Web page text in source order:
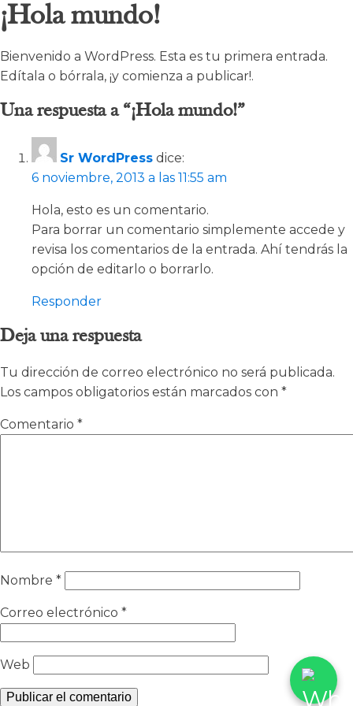
¡Hola mundo!
Bienvenido a WordPress. Esta es tu primera entrada.
Edítala o bórrala, ¡y comienza a publicar!.
Una respuesta a “¡Hola mundo!”
Sr WordPress dice:
6 noviembre, 2013 a las 11:55 am
Hola, esto es un comentario.
Para borrar un comentario simplemente accede y
revisa los comentarios de la entrada. Ahí tendrás la
opción de editarlo o borrarlo.
Responder
Deja una respuesta
Tu dirección de correo electrónico no será publicada.
Los campos obligatorios están marcados con *
Comentario *
Nombre *
Correo electrónico *
Web